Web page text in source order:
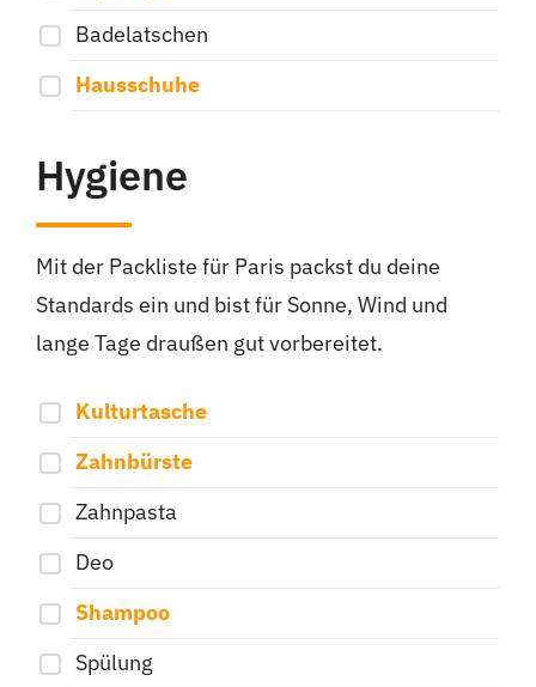
Badelatschen
Hausschuhe
Hygiene
Mit der Packliste für Paris packst du deine
Standards ein und bist für Sonne, Wind und
lange Tage draußen gut vorbereitet.
Kulturtasche
Zahnbürste
Zahnpasta
Deo
Shampoo
Spülung